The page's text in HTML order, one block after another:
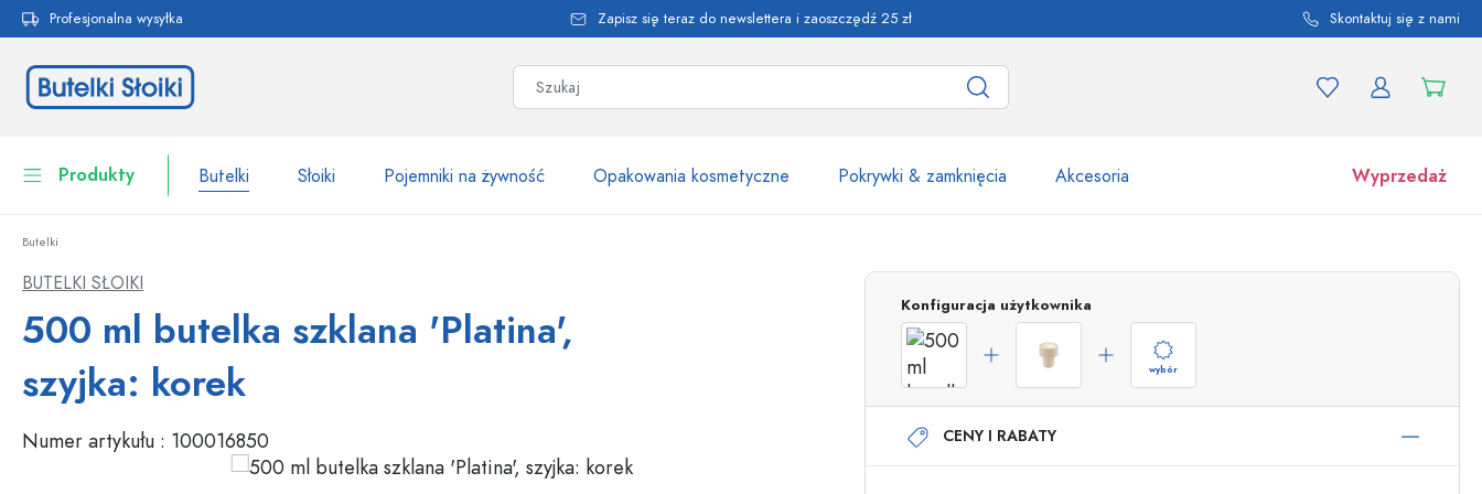
Przejdź do głównej nawigacji
Profesjonalna wysyłka Zapisz się teraz do newslettera i zaoszczędź 25 zł Skontaktuj się z nami
Produkty Butelki Słoiki Pojemniki na żywność Opakowania kosmetyczne Pokrywki & zamknięcia Akcesoria Wyprzedaż
Butelki według marki
Butelki z klipsem
Butelki ze spryskiwaczem
Dozowniki airless
Butelki roll-on
Słoiki
Odkryj teraz
Kupuj teraz
Butelki
BUTELKI SŁOIKI
500 ml butelka szklana 'Platina',
szyjka: korek
Numer artykułu : 100016850
Konfiguracja użytkownika
wybór
CENY I RABATY